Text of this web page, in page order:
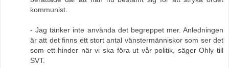
kommunist.
- Jag tänker inte använda det begreppet mer. Anledningen
är att det finns ett stort antal vänstermänniskor som ser det
som ett hinder när vi ska föra ut vår politik, säger Ohly till
SVT.